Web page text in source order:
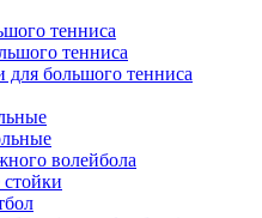
тенниса
тенниса
для большого тенниса
волейбола